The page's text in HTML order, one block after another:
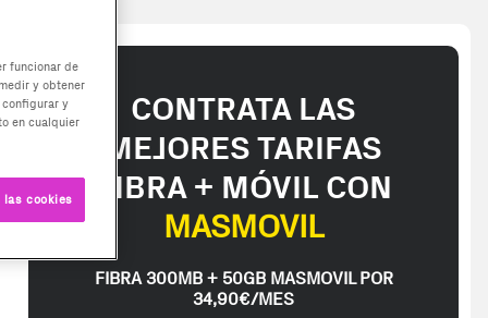
CONTRATA LAS
MEJORES TARIFAS
FIBRA + MÓVIL CON
MASMOVIL
FIBRA 300MB + 50GB MASMOVIL POR
34,90€/MES
funcionar de
y obtener
y
en cualquier
cookies